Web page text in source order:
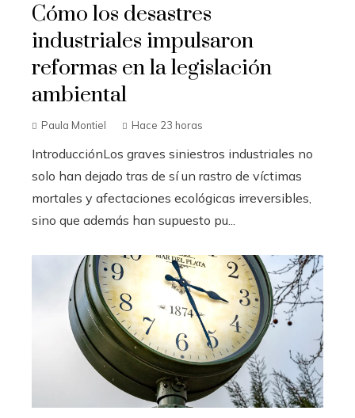
Cómo los desastres
industriales impulsaron
reformas en la legislación
ambiental
Paula Montiel Hace 23 horas
IntroducciónLos graves siniestros industriales no
solo han dejado tras de sí un rastro de víctimas
mortales y afectaciones ecológicas irreversibles,
sino que además han supuesto pu...